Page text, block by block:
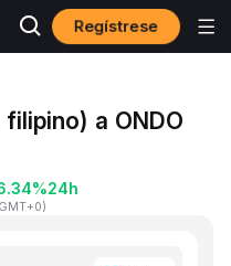
Regístrese
a ONDO
24h
GMT+0)